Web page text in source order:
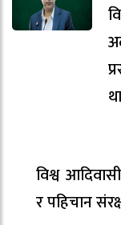
विश्व
र पहिचान